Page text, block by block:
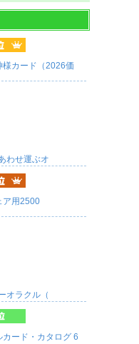
様カード（2026価
わせ運ぶオ
ア用2500
オラクル（
カード・カタログ 6